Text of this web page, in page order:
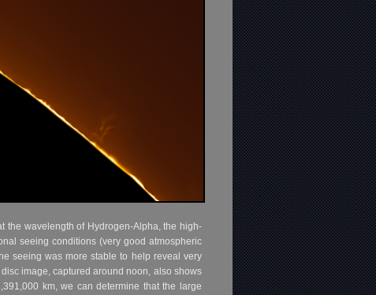
the wavelength of Hydrogen-Alpha, the high-
seeing conditions (very good atmospheric
seeing was more stable to help reveal very
image, captured around noon, also shows
km, we can determine that the large